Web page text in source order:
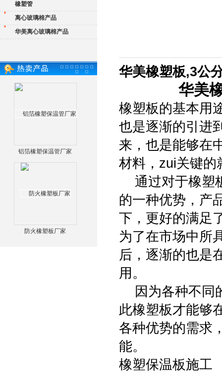
橡塑管
离心玻璃棉产品
华美离心玻璃棉产品
铝箔橡塑保温管厂家
防火橡塑板厂家
华美橡塑板,3公
华美
橡塑板的基本用
也是逐渐的引进
来，也是能够在
材料，zui关键的
通过对于橡塑
的一种优势，产
下，更好的满足
为了在市场中所
后，逐渐的也是
用。
因为各种不同
此橡塑板才能够
各种优势的需求
能。
橡塑保温板施工